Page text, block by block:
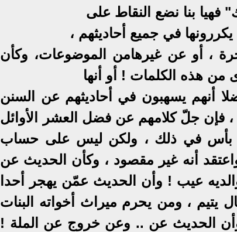
فهيا بنا نضع النقاط على
في جميع أحاديثهم ،
، أو عن غيرهامن الموضوعات، وكأن
من هذه الكلمات ! أو أنها
أنهم يسهبون في أحاديثهم عن السنن
، فإن جلّ كلامهم عن فضل العشر الأوائل
بأس في ذلك ، ولكن ليس على حساب
أنه غير مقصود ، وكأن الحديث عن
عيب ! وأن الحديث عمّن يهجر أحدا
، ومن يحرم ميراث أخواته البنات
الحديث عن .. وعن خروج عن الملة !